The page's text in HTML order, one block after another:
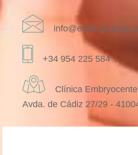
+34 954 225 584
Clínica
Avda. de Cádiz 27/29 -